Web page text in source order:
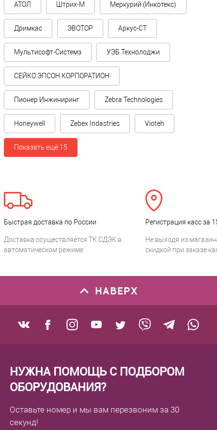
АТОЛ Штрих-М Меркурий (Инкотекс)
Дримкас ЭВОТОР Аркус-СТ
Мультисофт-Системз УЭБ Технолоджи
СЕЙКО ЭПСОН КОРПОРАТИОН
Пионер Инжиниринг Zebra Technologies
Honeywell Zebex Indastries Vioteh
Показать ещё 15
Быстрая доставка по России
Доставка осуществляется ТК СДЭК в
автоматическом режиме
Регистрация касс за
Не выходя из
скидкой при заказе
НАВЕРХ
НУЖНА ПОМОЩЬ С ПОДБОРОМ
ОБОРУДОВАНИЯ?
Оставьте номер и мы вам перезвоним за 30
секунд!